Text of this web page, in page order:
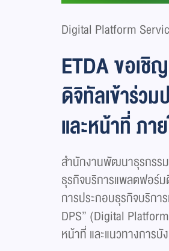
Digital Platform
ETDA ขอเ
ดิจิทัลเข้าร่วม
และหน้าที่ ภา
สำนักงานพัฒนาธุรกรร
ธุรกิจบริการแพลตฟอร์ม
การประกอบธุรกิจบริก
DPS” (Digital
หน้าที่ และแนวทางการ